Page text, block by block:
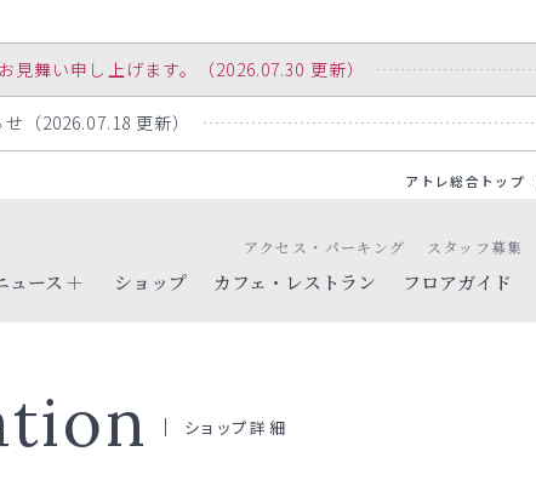
舞い申し上げます。（2026.07.30 更新）
（2026.07.18 更新）
アトレ総合トップ
ュース
ショップ カフェ・レストラン フロアガイド
アクセス・パーキング スタッフ募集
ショップ詳細